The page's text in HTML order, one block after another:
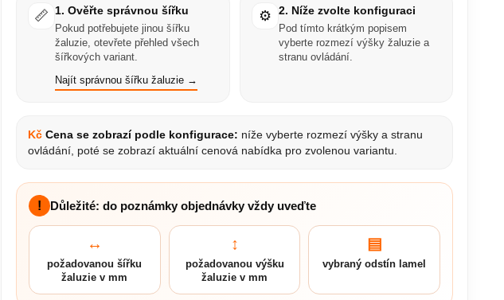
📏 1. Ověřte správnou šířku
Pokud potřebujete jinou šířku
žaluzie, otevřete přehled všech
šířkových variant.
Najít správnou šířku žaluzie →
⚙️ 2. Níže zvolte konfiguraci
Pod tímto krátkým popisem
vyberte rozmezí výšky žaluzie a
stranu ovládání.
Kč Cena se zobrazí podle konfigurace: níže vyberte rozmezí výšky a stranu
ovládání, poté se zobrazí aktuální cenová nabídka pro zvolenou variantu.
! Důležité: do poznámky objednávky vždy uveďte
↔
požadovanou šířku
žaluzie v mm
↕
požadovanou výšku
žaluzie v mm
▤
vybraný odstín lamel